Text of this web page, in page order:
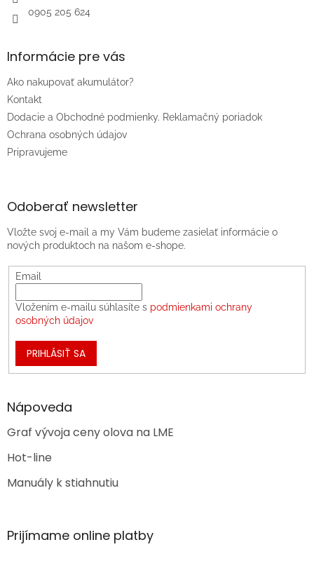
0905 205 624
Informácie pre vás
Ako nakupovať akumulátor?
Kontakt
Dodacie a Obchodné podmienky. Reklamačný poriadok
Ochrana osobných údajov
Pripravujeme
Odoberať newsletter
Vložte svoj e-mail a my Vám budeme zasielať informácie o
nových produktoch na našom e-shope.
Email
Vložením e-mailu súhlasíte s podmienkami ochrany
osobných údajov
PRIHLÁSIŤ SA
Nápoveda
Graf vývoja ceny olova na LME
Hot-line
Manuály k stiahnutiu
Prijímame online platby